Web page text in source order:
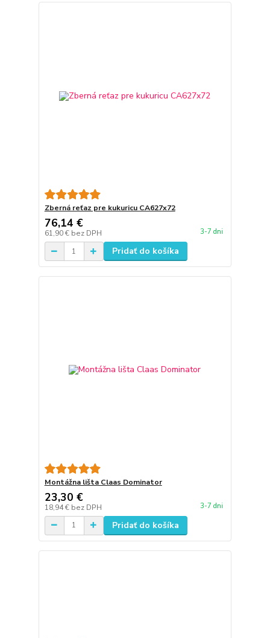
Zberná reťaz pre kukuricu CA627x72
76,14 €
61,90 € bez DPH 3-7 dni
Pridať do košíka
Montážna lišta Claas Dominator
23,30 €
18,94 € bez DPH 3-7 dni
Pridať do košíka